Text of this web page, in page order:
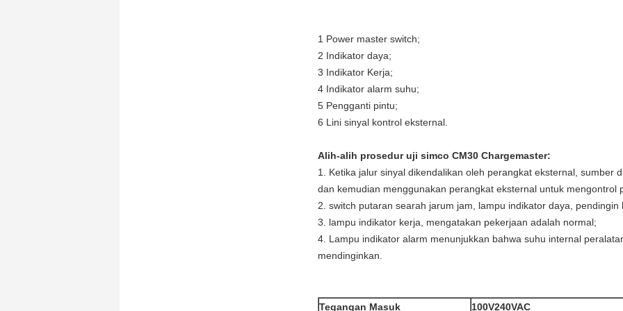
1 Power master switch;
2 Indikator daya;
3 Indikator Kerja;
4 Indikator alarm suhu;
5 Pengganti pintu;
6 Lini sinyal kontrol eksternal.
Alih-alih prosedur uji simco CM30 Chargemaster:
1. Ketika jalur sinyal dikendalikan oleh perangkat eksternal, sumber
dan kemudian menggunakan perangkat eksternal untuk mengontrol
2. switch putaran searah jarum jam, lampu indikator daya, pendingin
3. lampu indikator kerja, mengatakan pekerjaan adalah normal;
4. Lampu indikator alarm menunjukkan bahwa suhu internal
mendinginkan.
Tegangan Masuk 100V240VAC